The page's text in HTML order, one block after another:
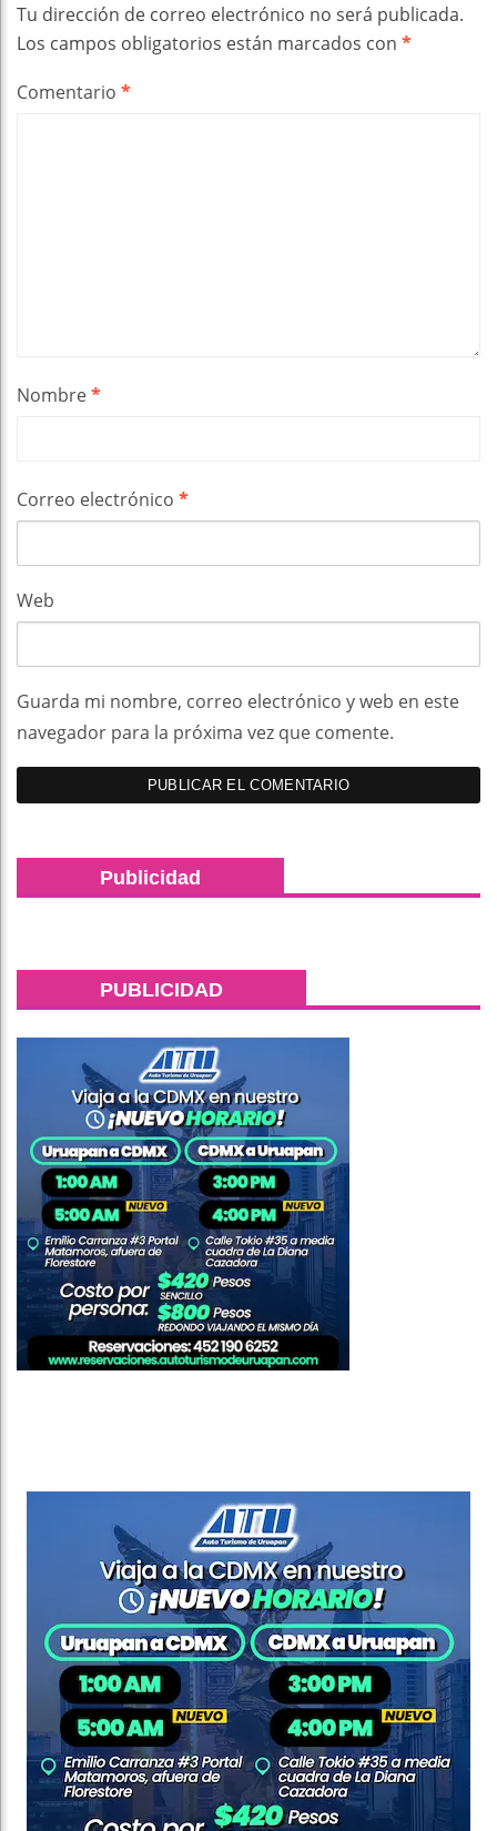
Tu dirección de correo electrónico no será publicada.
Los campos obligatorios están marcados con *
Comentario *
Nombre*
Correo electrónico *
Web
Guarda mi nombre, correo electrónico y web en este
navegador para la próxima vez que comente.
Publicidad
PUBLICIDAD